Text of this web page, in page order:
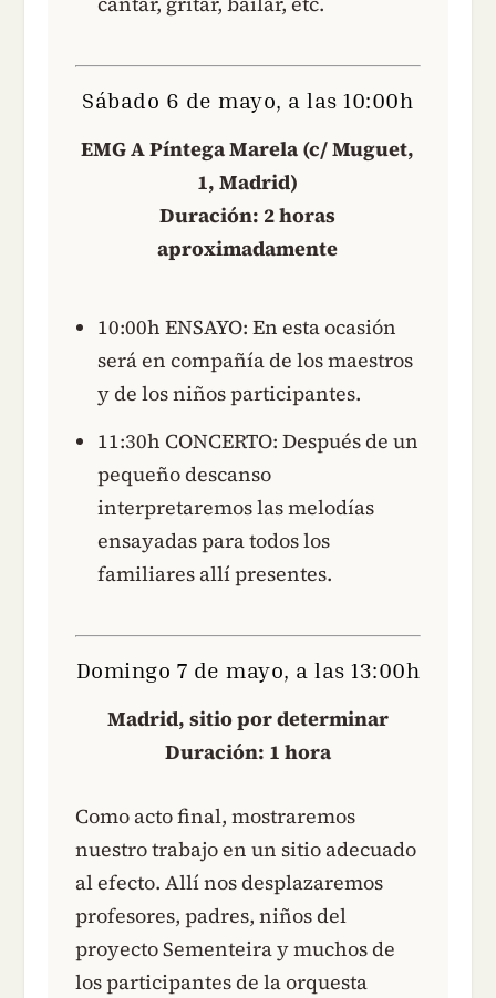
Sábado 6 de mayo, a las 10:00h
EMG A Píntega Marela (c/ Muguet,
1, Madrid)
Duración: 2 horas
aproximadamente
10:00h ENSAYO: En esta ocasión
será en compañía de los maestros
y de los niños participantes.
11:30h CONCERTO: Después de un
pequeño descanso
interpretaremos las melodías
ensayadas para todos los
familiares allí presentes.
Domingo 7 de mayo, a las 13:00h
Madrid, sitio por determinar
Duración: 1 hora
Como acto final, mostraremos
nuestro trabajo en un sitio adecuado
al efecto. Allí nos desplazaremos
profesores, padres, niños del
proyecto Sementeira y muchos de
los participantes de la orquesta